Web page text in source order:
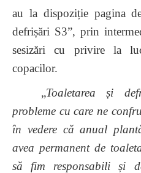
au la dispoziție pagina
defrișări S3”, prin
sesizări cu privire la
copacilor.
„Toaletarea și
probleme cu care ne
în vedere că anual
avea permanent de
să fim responsabili și